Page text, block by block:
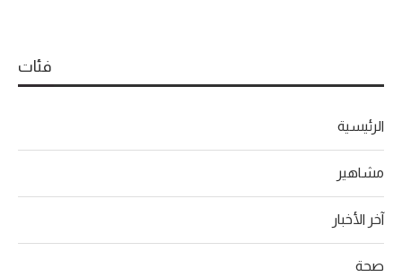
فئات
الرئيسية
مشاهير
آخر الأخبار
صحة